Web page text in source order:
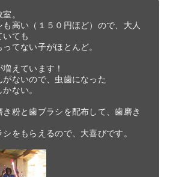
。
高い（１５０円ほど）ので、大人
いても
てない子がほとんど。
えています！
ないので、虫歯になった
ない。
き粉と歯ブラシを配布して、歯磨き
をもらえるので、大喜びです。